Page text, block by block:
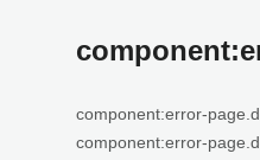
component:error-
component:error-